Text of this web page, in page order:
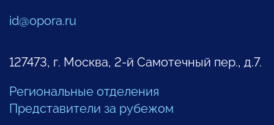
id@opora.ru
127473, г. Москва, 2-й Самотечный пер., д.7.
Региональные отделения
Представители за рубежом